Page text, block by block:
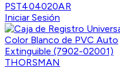
PST404020AR
Iniciar Sesión
THORSMAN